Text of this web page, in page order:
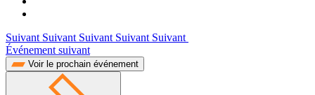
Suivant Suivant Suivant Suivant Suivant
Événement suivant
Voir le prochain événement